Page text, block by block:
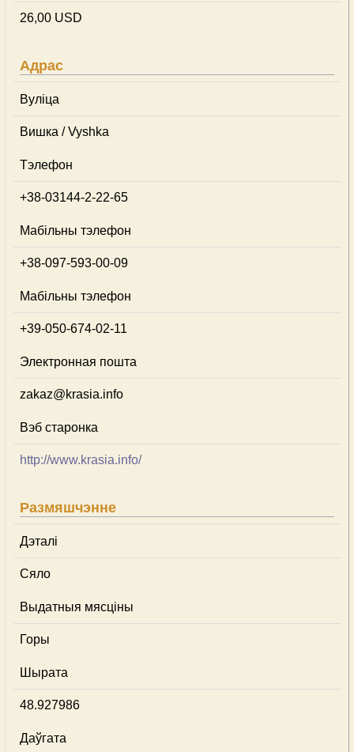
26,00 USD
Адрас
Вуліца
Вишка / Vyshka
Тэлефон
+38-03144-2-22-65
Мабільны тэлефон
+38-097-593-00-09
Мабільны тэлефон
+39-050-674-02-11
Электронная пошта
zakaz@krasia.info
Вэб старонка
http://www.krasia.info/
Размяшчэнне
Дэталі
Сяло
Выдатныя мясціны
Горы
Шырата
48.927986
Даўгата